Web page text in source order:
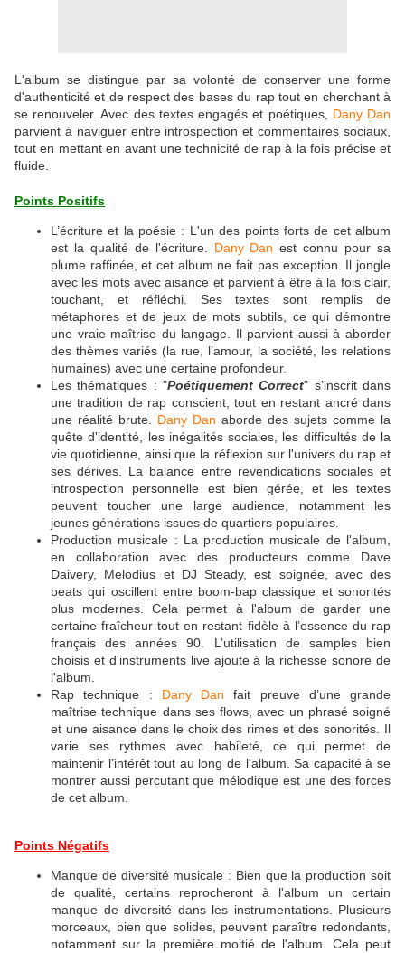
L'album se distingue par sa volonté de conserver une forme
d'authenticité et de respect des bases du rap tout en cherchant à
se renouveler. Avec des textes engagés et poétiques, Dany Dan
parvient à naviguer entre introspection et commentaires sociaux,
tout en mettant en avant une technicité de rap à la fois précise et
fluide.
Points Positifs
L’écriture et la poésie : L'un des points forts de cet album
est la qualité de l'écriture. Dany Dan est connu pour sa
plume raffinée, et cet album ne fait pas exception. Il jongle
avec les mots avec aisance et parvient à être à la fois clair,
touchant, et réfléchi. Ses textes sont remplis de
métaphores et de jeux de mots subtils, ce qui démontre
une vraie maîtrise du langage. Il parvient aussi à aborder
des thèmes variés (la rue, l’amour, la société, les relations
humaines) avec une certaine profondeur.
Les thématiques : "Poétiquement Correct" s’inscrit dans
une tradition de rap conscient, tout en restant ancré dans
une réalité brute. Dany Dan aborde des sujets comme la
quête d'identité, les inégalités sociales, les difficultés de la
vie quotidienne, ainsi que la réflexion sur l'univers du rap et
ses dérives. La balance entre revendications sociales et
introspection personnelle est bien gérée, et les textes
peuvent toucher une large audience, notamment les
jeunes générations issues de quartiers populaires.
Production musicale : La production musicale de l'album,
en collaboration avec des producteurs comme Dave
Daivery, Melodius et DJ Steady, est soignée, avec des
beats qui oscillent entre boom-bap classique et sonorités
plus modernes. Cela permet à l'album de garder une
certaine fraîcheur tout en restant fidèle à l’essence du rap
français des années 90. L’utilisation de samples bien
choisis et d'instruments live ajoute à la richesse sonore de
l'album.
Rap technique : Dany Dan fait preuve d’une grande
maîtrise technique dans ses flows, avec un phrasé soigné
et une aisance dans le choix des rimes et des sonorités. Il
varie ses rythmes avec habileté, ce qui permet de
maintenir l’intérêt tout au long de l'album. Sa capacité à se
montrer aussi percutant que mélodique est une des forces
de cet album.
Points Négatifs
Manque de diversité musicale : Bien que la production soit
de qualité, certains reprocheront à l'album un certain
manque de diversité dans les instrumentations. Plusieurs
morceaux, bien que solides, peuvent paraître redondants,
notamment sur la première moitié de l'album. Cela peut